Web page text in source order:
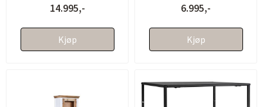
14.995,-
Kjøp
6.995,-
Kjøp